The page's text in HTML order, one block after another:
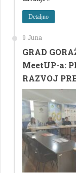
Detaljno
9 Juna
GRAD
MeetUP-a:
RAZVOJ